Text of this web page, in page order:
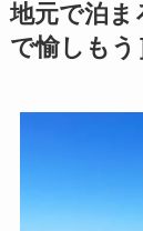
地元で泊ま
で愉しもう